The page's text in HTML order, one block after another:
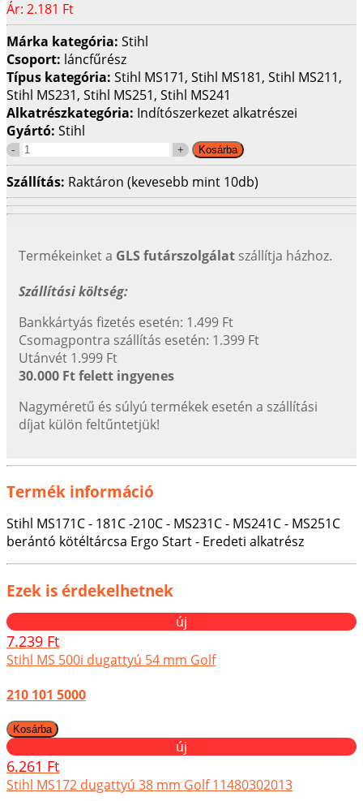
Ár: 2.181 Ft
Márka kategória: Stihl
Csoport: láncfűrész
Típus kategória: Stihl MS171, Stihl MS181, Stihl MS211,
Stihl MS231, Stihl MS251, Stihl MS241
Alkatrészkategória: Indítószerkezet alkatrészei
Gyártó: Stihl
Szállítás: Raktáron (kevesebb mint 10db)
Termékeinket a GLS futárszolgálat szállítja házhoz.
Szállítási költség:
Bankkártyás fizetés esetén: 1.499 Ft
Csomagpontra szállítás esetén: 1.399 Ft
Utánvét 1.999 Ft
30.000 Ft felett ingyenes
Nagyméretű és súlyú termékek esetén a szállítási
díjat külön feltűntetjük!
Termék információ
Stihl MS171C - 181C -210C - MS231C - MS241C - MS251C
berántó kötéltárcsa Ergo Start - Eredeti alkatrész
Ezek is érdekelhetnek
új
7.239 Ft
Stihl MS 500i dugattyú 54 mm Golf
210 101 5000
új
6.261 Ft
Stihl MS172 dugattyú 38 mm Golf 11480302013